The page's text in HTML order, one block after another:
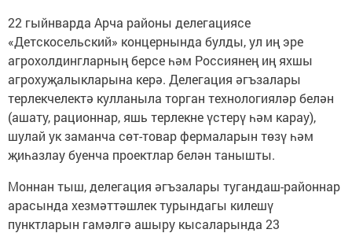
22 гыйнварда Арча районы делегациясе
«Детскосельский» концернында булды, ул иң эре
агрохолдингларның берсе һәм Россиянең иң яхшы
агрохуҗалыкларына керә. Делегация әгъзалары
терлекчелектә кулланыла торган технологияләр белән
(ашату, рационнар, яшь терлекне үстерү һәм карау),
шулай ук заманча сөт-товар фермаларын төзү һәм
җиһазлау буенча проектлар белән танышты.
Моннан тыш, делегация әгъзалары тугандаш-районнар
арасында хезмәттәшлек турындагы килешү
пунктларын гамәлгә ашыру кысаларында 23